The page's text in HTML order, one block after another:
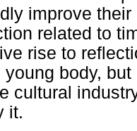
improve
related to
rise to
young body,
cultural
it.